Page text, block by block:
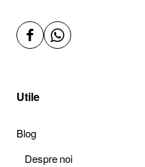
Nu incercati sa
scurtcircuitati
Pentru perioade lungi
Continut Pachet:
Utile
Blog
Despre noi